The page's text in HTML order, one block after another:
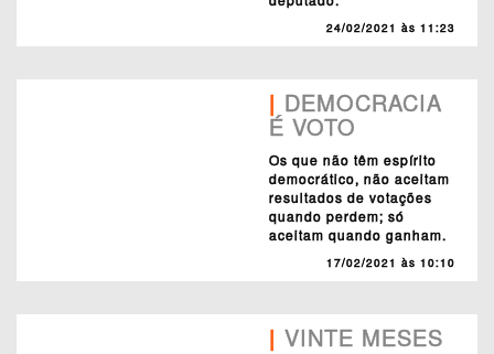
24/02/2021 às 11:23
| DEMOCRACIA
É VOTO
Os que não têm espírito
democrático, não aceitam
resultados de votações
quando perdem; só
aceitam quando ganham.
17/02/2021 às 10:10
| VINTE MESES